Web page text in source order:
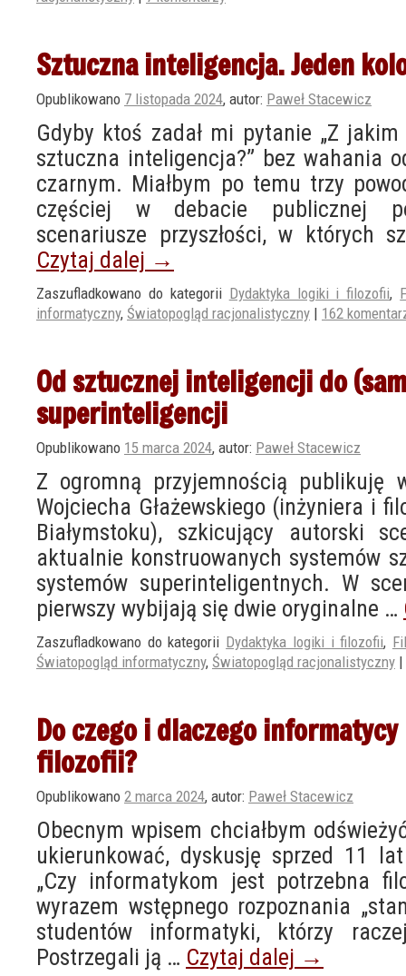
Sztuczna inteligencja. Jeden
Opublikowano 7 listopada 2024, autor: Paweł Stacewicz
Gdyby ktoś zadał mi pytanie „Z
sztuczna inteligencja?” bez wahania
czarnym. Miałbym po temu trzy
częściej w debacie publicznej
scenariusze przyszłości, w których
Czytaj dalej →
Zaszufladkowano do kategorii Dydaktyka logiki i filozofii,
informatyczny, Światopogląd racjonalistyczny | 162
Od sztucznej inteligencji do
superinteligencji
Opublikowano 15 marca 2024, autor: Paweł Stacewicz
Z ogromną przyjemnością publikuję
Wojciecha Głażewskiego (inżyniera i
Białymstoku), szkicujący autorski
aktualnie konstruowanych systemów
systemów superinteligentnych. W
pierwszy wybijają się dwie oryginalne …
Zaszufladkowano do kategorii Dydaktyka logiki i filozofii,
Światopogląd informatyczny, Światopogląd racjonalistyczny |
Do czego i dlaczego
filozofii?
Opublikowano 2 marca 2024, autor: Paweł Stacewicz
Obecnym wpisem chciałbym
ukierunkować, dyskusję sprzed 11
„Czy informatykom jest potrzebna
wyrazem wstępnego rozpoznania
studentów informatyki, którzy
Postrzegali ją … Czytaj dalej →